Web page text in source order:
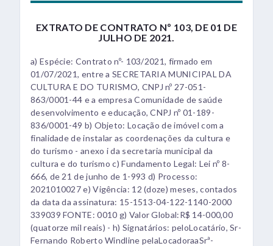
EXTRATO DE CONTRATO Nº 103, DE 01 DE
JULHO DE 2021.
a) Espécie: Contrato nº- 103/2021, firmado em
01/07/2021, entre a SECRETARIA MUNICIPAL DA
CULTURA E DO TURISMO, CNPJ nº 27-051-
863/0001-44 e a empresa Comunidade de saúde
desenvolvimento e educação, CNPJ nº 01-189-
836/0001-49 b) Objeto: Locação de imóvel com a
finalidade de instalar as coordenações da cultura e
do turismo - anexo i da secretaria municipal da
cultura e do turismo c) Fundamento Legal: Lei nº 8-
666, de 21 de junho de 1-993 d) Processo:
2021010027 e) Vigência: 12 (doze) meses, contados
da data da assinatura: 15-1513-04-122-1140-2000
339039 FONTE: 0010 g) Valor Global:R$ 14-000,00
(quatorze mil reais) - h) Signatários: peloLocatário, Sr-
Fernando Roberto Windline pelaLocadoraaSrª-